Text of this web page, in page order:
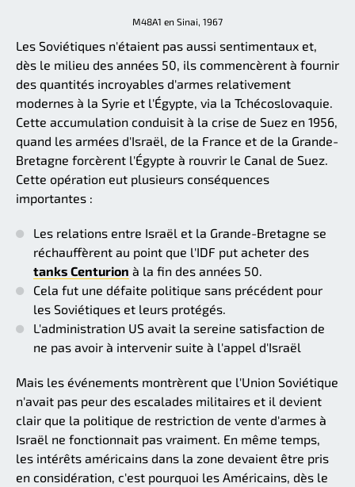
M48A1 en Sinai, 1967
Les Soviétiques n'étaient pas aussi sentimentaux et,
dès le milieu des années 50, ils commencèrent à fournir
des quantités incroyables d'armes relativement
modernes à la Syrie et l'Égypte, via la Tchécoslovaquie.
Cette accumulation conduisit à la crise de Suez en 1956,
quand les armées d'Israël, de la France et de la Grande-
Bretagne forcèrent l'Égypte à rouvrir le Canal de Suez.
Cette opération eut plusieurs conséquences
importantes :
Les relations entre Israël et la Grande-Bretagne se
réchauffèrent au point que l'IDF put acheter des
tanks Centurion à la fin des années 50.
Cela fut une défaite politique sans précédent pour
les Soviétiques et leurs protégés.
L'administration US avait la sereine satisfaction de
ne pas avoir à intervenir suite à l'appel d'Israël
Mais les événements montrèrent que l'Union Soviétique
n'avait pas peur des escalades militaires et il devient
clair que la politique de restriction de vente d'armes à
Israël ne fonctionnait pas vraiment. En même temps,
les intérêts américains dans la zone devaient être pris
en considération, c'est pourquoi les Américains, dès le